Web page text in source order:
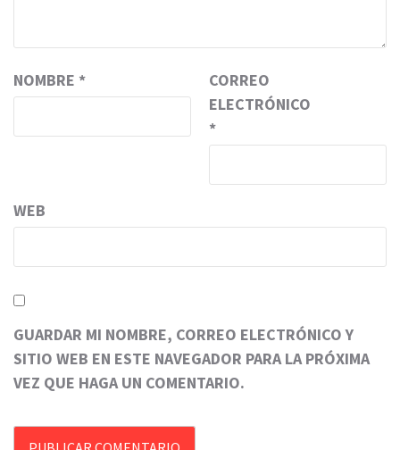
NOMBRE *
CORREO
ELECTRÓNICO
*
WEB
GUARDAR MI NOMBRE, CORREO ELECTRÓNICO Y
SITIO WEB EN ESTE NAVEGADOR PARA LA PRÓXIMA
VEZ QUE HAGA UN COMENTARIO.